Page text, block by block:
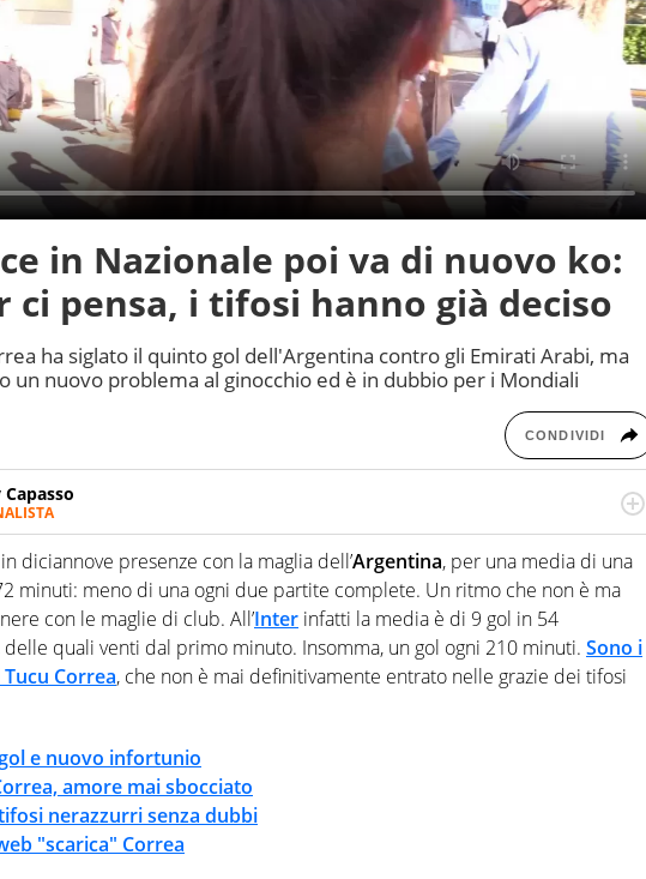
in Nazionale poi va di nuovo ko:
ci pensa, i tifosi hanno già deciso
ha siglato il quinto gol dell'Argentina contro gli Emirati Arabi, ma
un nuovo problema al ginocchio ed è in dubbio per i Mondiali
CONDIVIDI
gli sport americani non hanno segreti: basket, football, baseball e la capacità
di trovare la notizia dove altri non vedono granché
diciannove presenze con la maglia dell’Argentina, per una media di una
minuti: meno di una ogni due partite complete. Un ritmo che non è ma
con le maglie di club. All’Inter infatti la media è di 9 gol in 54
quali venti dal primo minuto. Insomma, un gol ogni 210 minuti. Sono i
Correa, che non è mai definitivamente entrato nelle grazie dei tifosi
e nuovo infortunio
amore mai sbocciato
nerazzurri senza dubbi
"scarica" Correa